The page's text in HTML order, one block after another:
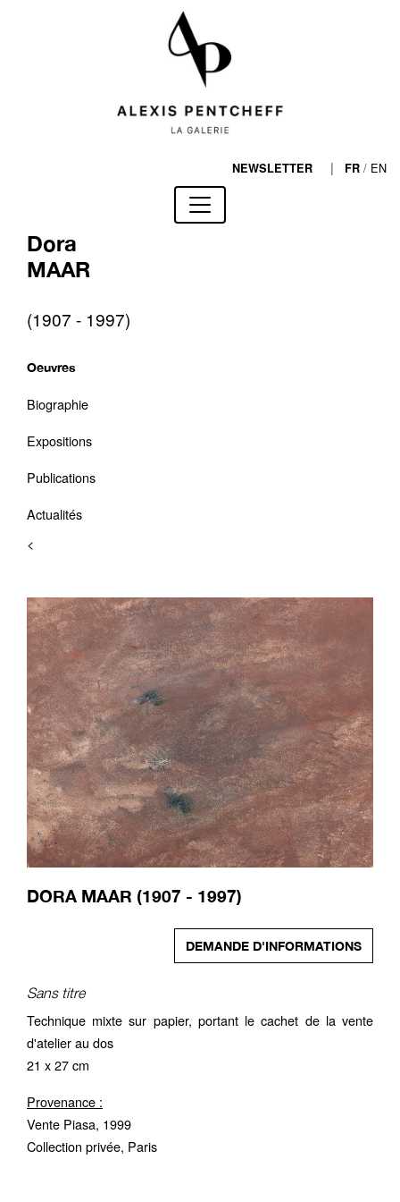
NEWSLETTER | FR / EN
Dora
MAAR
(1907 - 1997)
Oeuvres
Biographie
Expositions
Publications
Actualités
<
DORA MAAR (1907 - 1997)
DEMANDE D'INFORMATIONS
Sans titre
Technique mixte sur papier, portant le cachet de la vente
d'atelier au dos
21 x 27 cm
Provenance :
Vente Piasa, 1999
Collection privée, Paris